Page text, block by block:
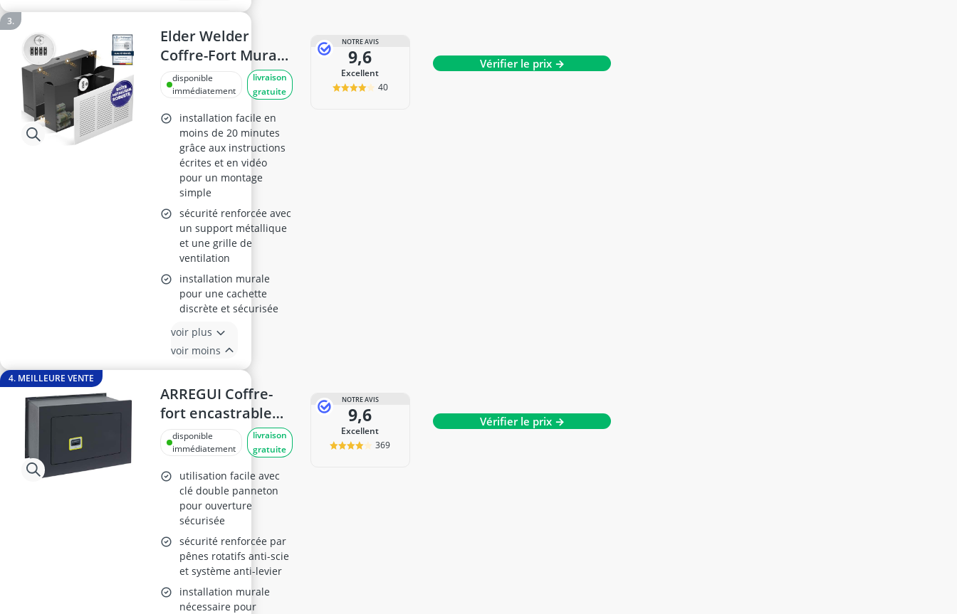
Elder Welder
Coffre-Fort Mural
Invisible
disponible
immédiatement
livraison
gratuite
installation facile en
moins de 20 minutes
grâce aux instructions
écrites et en vidéo
pour un montage
simple
sécurité renforcée avec
un support métallique
et une grille de
ventilation
installation murale
pour une cachette
discrète et sécurisée
voir plus
voir moins
NOTRE AVIS
9,6
Excellent
40
Vérifier le prix →
4. MEILLEURE VENTE
ARREGUI Coffre-
fort encastrable
281320 avec
serrure à clé, 23 x
35 x 20 cm
disponible
immédiatement
livraison
gratuite
utilisation facile avec
clé double panneton
pour ouverture
sécurisée
sécurité renforcée par
pênes rotatifs anti-scie
et système anti-levier
installation murale
nécessaire pour
NOTRE AVIS
9,6
Excellent
369
Vérifier le prix →